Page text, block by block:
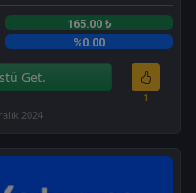
165.00 ₺
%0.00
Get.
1
2024